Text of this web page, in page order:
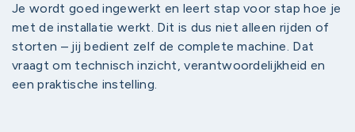
Je wordt goed ingewerkt en leert stap voor stap hoe je
met de installatie werkt. Dit is dus niet alleen rijden of
storten – jij bedient zelf de complete machine. Dat
vraagt om technisch inzicht, verantwoordelijkheid en
een praktische instelling.